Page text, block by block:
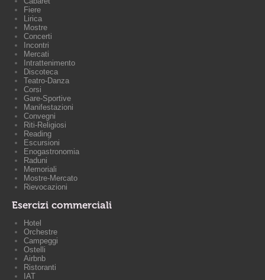
Fiere
Lirica
Mostre
Concerti
Incontri
Mercati
Intrattenimento
Discoteca
Teatro-Danza
Corsi
Gare-Sportive
Manifestazioni
Convegni
Riti-Religiosi
Reading
Escursioni
Enogastronomia
Raduni
Memoriali
Mostre-Mercato
Rievocazioni
Esercizi commerciali
Hotel
Orchestre
Campeggi
Ostelli
Airbnb
Ristoranti
IAT